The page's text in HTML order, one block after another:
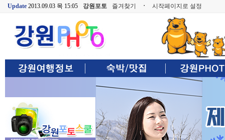
Update 2013.09.03 목 15:05 강원포토 즐겨찾기 ㆍ 시작페이지로 설정